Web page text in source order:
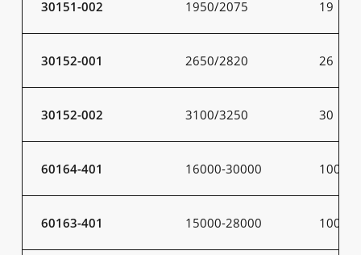
30151-002 1950/2075 19
30152-001 2650/2820 26
30152-002 3100/3250 30
60164-401 16000-30000 100-
60163-401 15000-28000 100-